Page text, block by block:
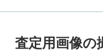
査定用画像の